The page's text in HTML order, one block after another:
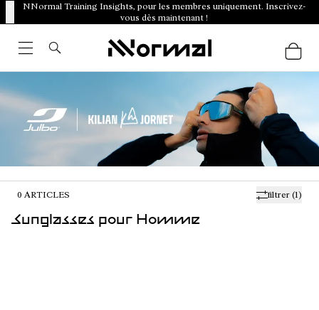
NNormal Training Insights, pour les membres uniquement. Inscrivez-
vous dès maintenant !
filtrer (1)
0 ARTICLES
Sunglasses pour Homme